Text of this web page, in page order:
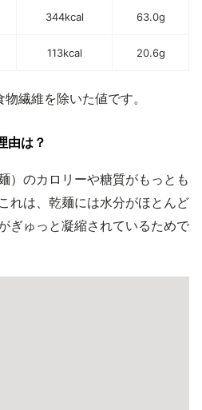
344kcal 63.0g
113kcal 20.6g
繊維を除いた値です。
由は？
）のカロリーや糖質がもっとも
れは、乾麺には水分がほとんど
ぎゅっと凝縮されているためで